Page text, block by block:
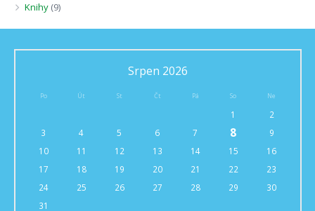
Knihy (9)
Srpen 2026
Po Út St Čt Pá So Ne
1
2
3
4 5 6 7 8
9
10
11 12 13 14 15
16
17
18 19 20 21 22
23
24
25 26 27 28 29
30
31